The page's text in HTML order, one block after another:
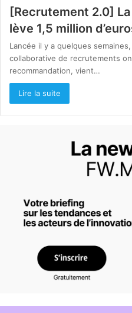
[Recrutement 2.0]
lève 1,5 million
Lancée il y a quelques
collaborative de recrutements
recommandation, vient…
Lire la suite